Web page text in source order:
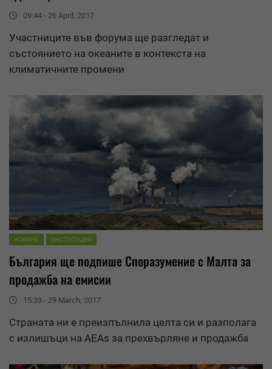
09:44 - 26 April, 2017
Участниците във форума ще разгледат и
състоянието на океаните в контекста на
климатичните промени
НОВИНИ ИНСТИТУЦИИ
България ще подпише Споразумение с Малта за
продажба на емисии
15:33 - 29 March, 2017
Страната ни е преизпълнила целта си и разполага
с излишъци на AEAs за прехвърляне и продажба